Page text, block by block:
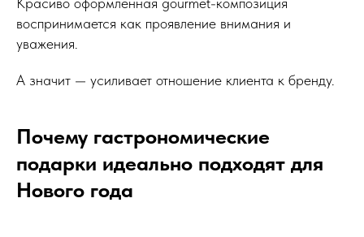
воспринимается как проявление внимания и
уважения.
А значит — усиливает отношение клиента к бренду.
Почему гастрономические
подарки идеально подходят для
Нового года